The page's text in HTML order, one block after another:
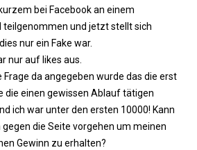
bei Facebook an einem
teilgenommen und jetzt stellt sich
nur ein Fake war.
nur auf likes aus.
da angegeben wurde das die erst
die einen gewissen Ablauf tätigen
ich war unter den ersten 10000! Kann
gegen die Seite vorgehen um meinen
Gewinn zu erhalten?